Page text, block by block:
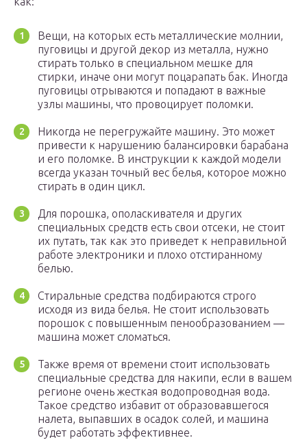
Вещи, на которых есть металлические молнии,
пуговицы и другой декор из металла, нужно
стирать только в специальном мешке для
стирки, иначе они могут поцарапать бак. Иногда
пуговицы отрываются и попадают в важные
узлы машины, что провоцирует поломки.
Никогда не перегружайте машину. Это может
привести к нарушению балансировки барабана
и его поломке. В инструкции к каждой модели
всегда указан точный вес белья, которое можно
стирать в один цикл.
Для порошка, ополаскивателя и других
специальных средств есть свои отсеки, не стоит
их путать, так как это приведет к неправильной
работе электроники и плохо отстиранному
белью.
Стиральные средства подбираются строго
исходя из вида белья. Не стоит использовать
порошок с повышенным пенообразованием —
машина может сломаться.
Также время от времени стоит использовать
специальные средства для накипи, если в вашем
регионе очень жесткая водопроводная вода.
Такое средство избавит от образовавшегося
налета, выпавших в осадок солей, и машина
будет работать эффективнее.